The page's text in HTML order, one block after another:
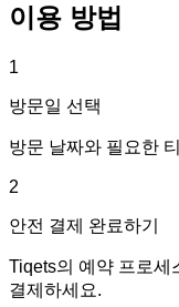
이용 방법
1
방문일 선택
방문 날짜와 필요한
2
안전 결제 완료하기
Tiqets의 예약 프로세
결제하세요.